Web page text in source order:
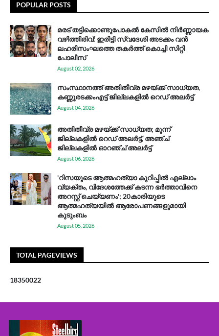
POPULAR POSTS
മരട് തട്ടിക്കൊണ്ടുപോകൽ കേസിൽ നിർണ്ണായക
വഴിത്തിരിവ്: ഇരിട്ടി സ്വദേശി അടക്കം വൻ
ലഹരിസംഘത്തെ തകർത്ത് കൊച്ചി സിറ്റി
പോലീസ്
August 02, 2026
സം​സ്ഥാ​ന​ത്ത് അ​തി​തീ​വ്ര മ​ഴ​യ്ക്ക് സാ​ധ്യ​ത,
കണ്ണൂരടക്കംഎ​ട്ട് ജി​ല്ല​ക​ളി​ൽ റെ​ഡ് അ​ലർ​ട്ട്
August 04, 2026
അതിതീവ്ര മഴയ്ക്ക് സാധ്യത; മൂന്ന്
ജില്ലകളിൽ റെഡ് അലർട്ട്, അഞ്ച്
ജില്ലകളിൽ ഓറഞ്ച് അലർട്ട്
August 06, 2026
'റിസയുടെ ആത്മഹത്യാ കുറിപ്പിൽ എല്ലാം
വ്യക്തം, വിദേശത്തേക്ക് കടന്ന ഭർത്താവിനെ
അറസ്റ്റ് ചെയ്യണം'; 20കാരിയുടെ
ആത്മഹത്യയിൽ ആരോപണങ്ങളുമായി
കുടുംബം
August 05, 2026
TOTAL PAGEVIEWS
18350022